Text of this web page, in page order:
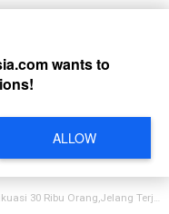
30 Ribu Orang,Jelang Terjangan Topan Rai
wants to
ALLOW